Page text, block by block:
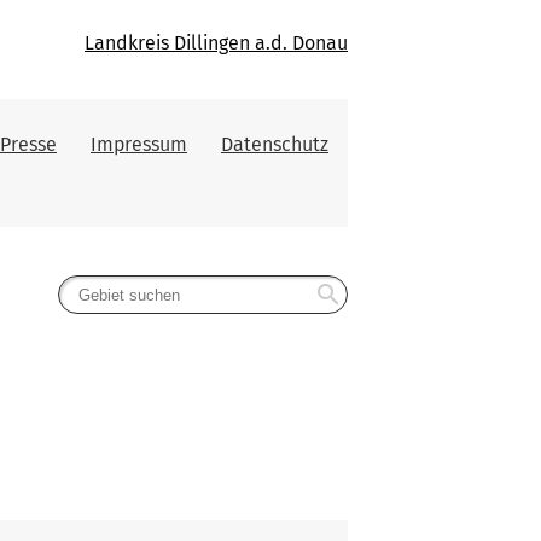
Landkreis Dillingen a.d. Donau
Presse Impressum Datenschutz
search